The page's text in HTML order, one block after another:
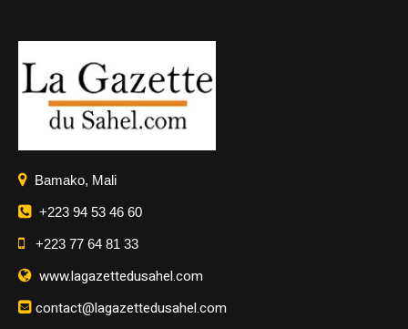
Bamako, Mali
+223 94 53 46 60
+223 77 64 81 33
www.lagazettedusahel.com
contact@lagazettedusahel.com